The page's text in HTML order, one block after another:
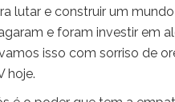
lutar e construir um
e foram investir em
isso com sorriso de
hoje.